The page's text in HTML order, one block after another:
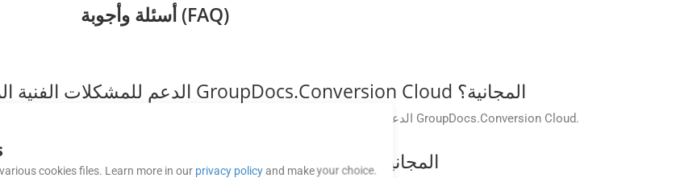
أسئلة وأجوبة (FAQ)
هل توفر GroupDocs الدعم للمشكلات الفنية المتعلقة بتطبيقات GroupDocs.Conversion Cloud المجانية؟
يقدم GroupDocs الدعم الفني لمستخدمي التطبيقات المجانية للمساعدة في حل أية مشكلات أو الإجابة على الأسئلة المتعلقة بالنظام الأساسي GroupDocs.Conversion Cloud.
هل هناك أي قيود على الميزات المتوفرة في تطبيقات GroupDocs.Conversion Cloud المجانية؟ cookies files. Learn more in our privacy policyand make your choice.